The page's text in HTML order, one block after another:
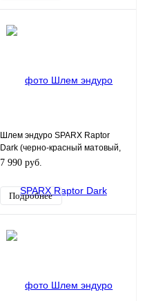
Шлем эндуро SPARX Raptor
Dark (черно-красный матовый,
S)
7 990 руб.
Подробнее